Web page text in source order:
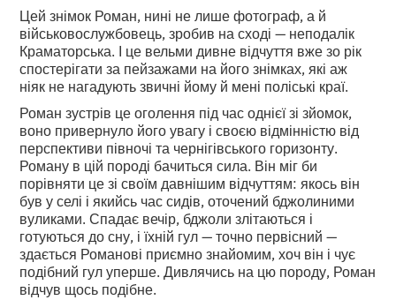
Цей знімок Роман, нині не лише фотограф, а й
військовослужбовець, зробив на сході — неподалік
Краматорська. І це вельми дивне відчуття вже зо рік
спостерігати за пейзажами на його знімках, які аж
ніяк не нагадують звичні йому й мені поліські краї.
Роман зустрів це оголення під час однієї зі зйомок,
воно привернуло його увагу і своєю відмінністю від
перспективи півночі та чернігівського горизонту.
Роману в цій породі бачиться сила. Він міг би
порівняти це зі своїм давнішим відчуттям: якось він
був у селі і якийсь час сидів, оточений бджолиними
вуликами. Спадає вечір, бджоли злітаються і
готуються до сну, і їхній гул — точно первісний —
здається Романові приємно знайомим, хоч він і чує
подібний гул уперше. Дивлячись на цю породу, Роман
відчув щось подібне.